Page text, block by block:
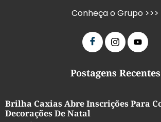
Conheça o Grupo >>>
Postagens Recentes
Brilha Caxias Abre Inscrições Para
Decorações De Natal